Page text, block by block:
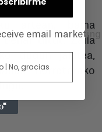
artean,
baina
behar ditut. Zaila
dugun jakitea,
horretarako
email
| No, gracias